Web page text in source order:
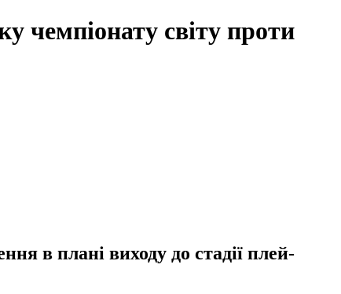
чемпіонату світу проти
в плані виходу до стадії плей-